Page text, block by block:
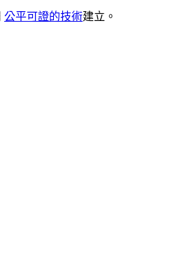
公平可證的技術建立。